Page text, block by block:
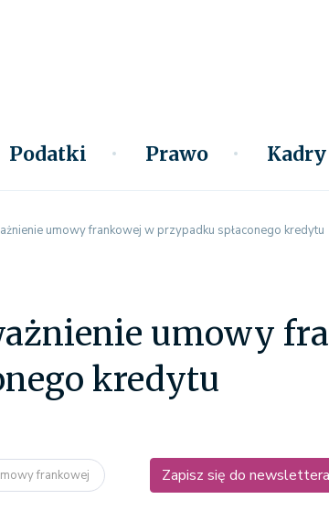
Podatki Prawo Kadry
umowy frankowej w przypadku spłaconego kredytu
umowy
kredytu
frankowej Zapisz się do newslettera